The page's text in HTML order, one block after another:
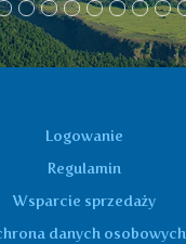
Logowanie
Regulamin
Wsparcie sprzedaży
danych osobowych